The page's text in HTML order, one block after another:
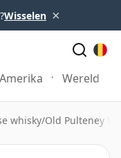
Wisselen ×
Amerika Wereld
whisky/Old Pulteney